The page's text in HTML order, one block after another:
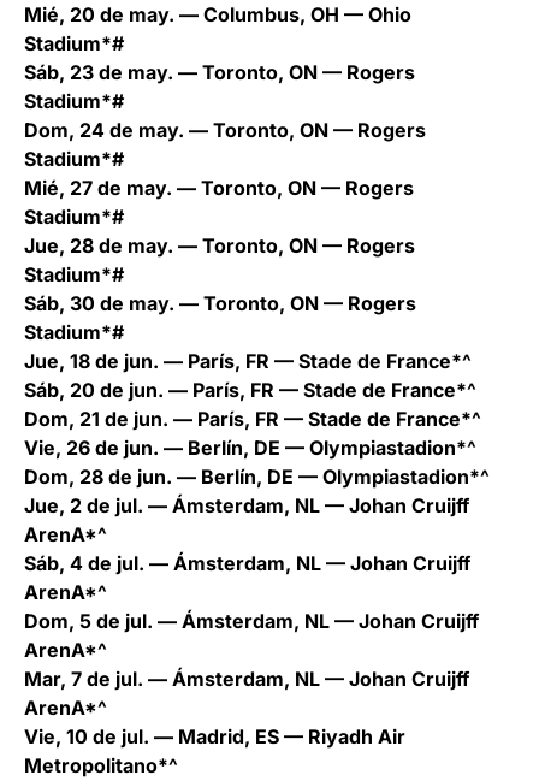
Mié, 20 de may. — Columbus, OH — Ohio
Stadium*#
Sáb, 23 de may. — Toronto, ON — Rogers
Stadium*#
Dom, 24 de may. — Toronto, ON — Rogers
Stadium*#
Mié, 27 de may. — Toronto, ON — Rogers
Stadium*#
Jue, 28 de may. — Toronto, ON — Rogers
Stadium*#
Sáb, 30 de may. — Toronto, ON — Rogers
Stadium*#
Jue, 18 de jun. — París, FR — Stade de France*^
Sáb, 20 de jun. — París, FR — Stade de France*^
Dom, 21 de jun. — París, FR — Stade de France*^
Vie, 26 de jun. — Berlín, DE — Olympiastadion*^
Dom, 28 de jun. — Berlín, DE — Olympiastadion*^
Jue, 2 de jul. — Ámsterdam, NL — Johan Cruijff
ArenA*^
Sáb, 4 de jul. — Ámsterdam, NL — Johan Cruijff
ArenA*^
Dom, 5 de jul. — Ámsterdam, NL — Johan Cruijff
ArenA*^
Mar, 7 de jul. — Ámsterdam, NL — Johan Cruijff
ArenA*^
Vie, 10 de jul. — Madrid, ES — Riyadh Air
Metropolitano*^